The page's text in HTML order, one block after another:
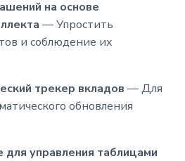
на основе
— Упростить
и соблюдение их
трекер вкладов — Для
обновления
управления таблицами